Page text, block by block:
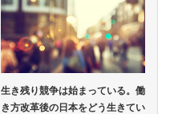
生き残り競争は始まっている。働
き方改革後の日本をどう生きてい